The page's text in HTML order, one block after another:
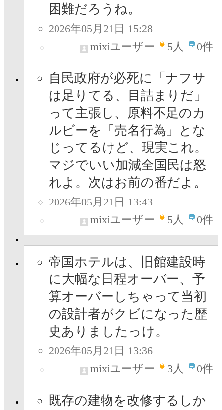
困難だろうね。
2026年05月21日 15:28
mixiユーザー
5人 0件
自民政府が必死に「ナフサ
は足りてる、目詰まりだ」
って主張し、原料不足のカ
ルビーを「売名行為」とな
じってるけど、現実これ。
マジでいい加減全国民は怒
れよ。次はお前の番だよ。
2026年05月21日 13:43
mixiユーザー
5人 0件
帝国ホテルは、旧館建設時
に大幅な日程オーバー、予
算オーバーしちゃって当初
の設計者がクビになった歴
史ありましたっけ。
2026年05月21日 13:36
mixiユーザー
3人 0件
既存の建物を改修するしか